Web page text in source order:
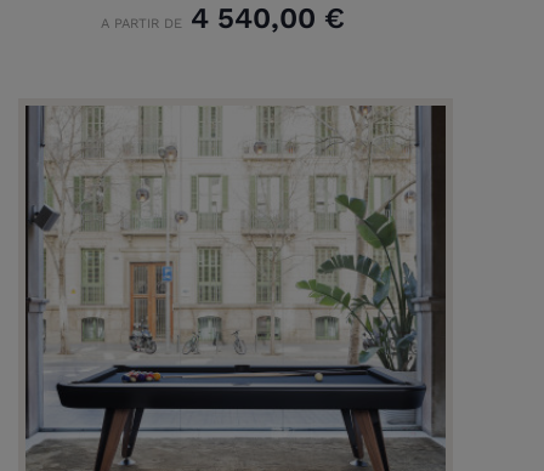
A PARTIR DE4 540,00 €